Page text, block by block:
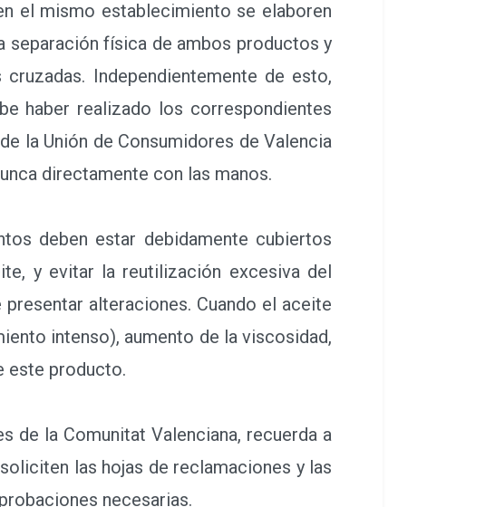
el mismo establecimiento se elaboren
separación física de ambos productos y
Independientemente de esto,
haber realizado los correspondientes
la Unión de Consumidores de Valencia
directamente con las manos.
deben estar debidamente cubiertos
y evitar la reutilización excesiva del
alteraciones. Cuando el aceite
intenso), aumento de la viscosidad,
este producto.
la Comunitat Valenciana, recuerda a
las hojas de reclamaciones y las
necesarias.